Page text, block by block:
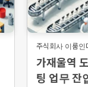
주식회사 이룸인
가재울역
팅 업무 잔